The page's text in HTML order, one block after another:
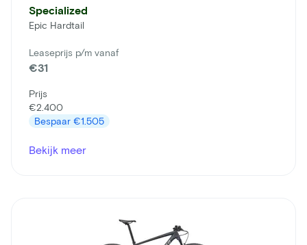
Specialized
Epic Hardtail
Leaseprijs p/m vanaf
€31
Prijs
€2.400
Bespaar €1.505
Bekijk meer